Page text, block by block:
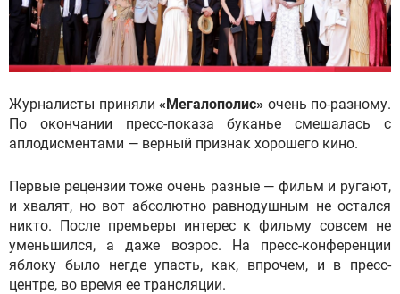
Журналисты приняли «Мегалополис» очень по-разному.
По окончании пресс-показа буканье смешалась с
аплодисментами — верный признак хорошего кино.
Первые рецензии тоже очень разные — фильм и ругают,
и хвалят, но вот абсолютно равнодушным не остался
никто. После премьеры интерес к фильму совсем не
уменьшился, а даже возрос. На пресс-конференции
яблоку было негде упасть, как, впрочем, и в пресс-
центре, во время ее трансляции.